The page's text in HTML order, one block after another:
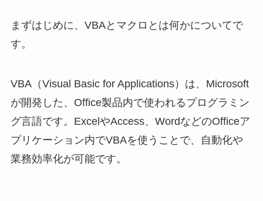
まずはじめに、VBAとマクロとは何かについてで
す。
VBA（Visual Basic for Applications）は、Microsoft
が開発した、Office製品内で使われるプログラミン
グ言語です。ExcelやAccess、WordなどのOfficeア
プリケーション内でVBAを使うことで、自動化や
業務効率化が可能です。